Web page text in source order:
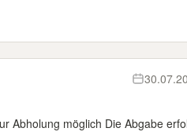
Abholung möglich Die Abgabe